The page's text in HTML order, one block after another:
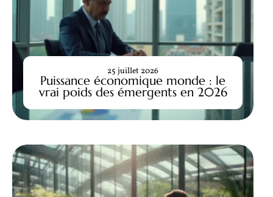
Puissance économique monde : le
vrai poids des émergents en 2026
25 juillet 2026